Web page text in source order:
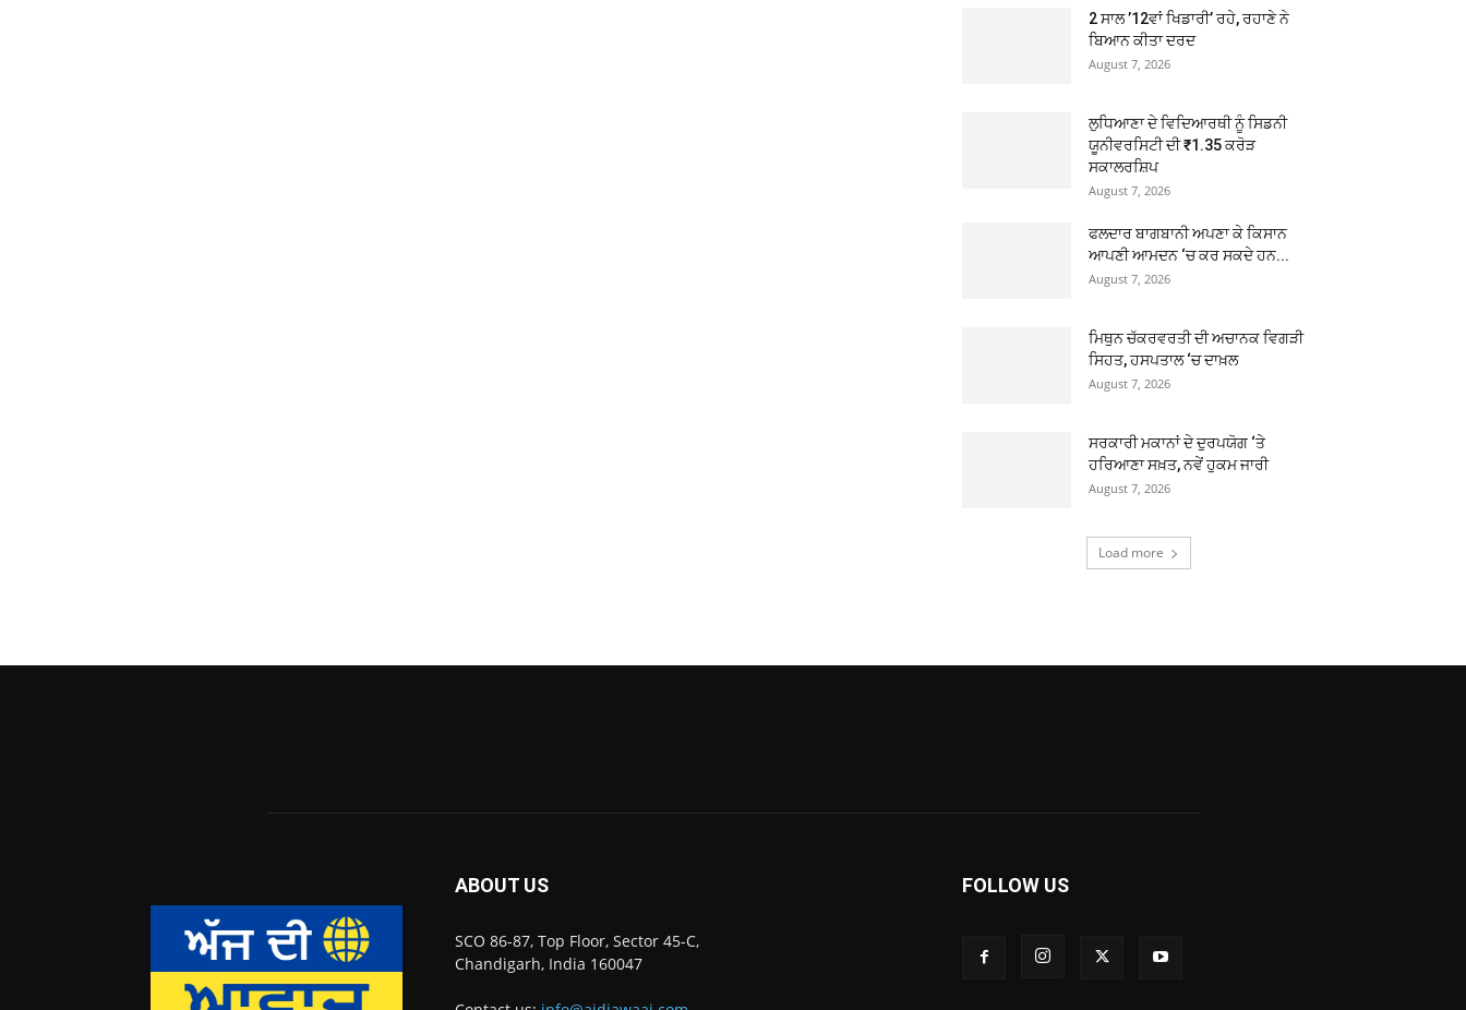
2 ਸਾਲ ’12ਵਾਂ ਖਿਡਾਰੀ’ ਰਹੇ, ਰਹਾਣੇ ਨੇ
ਬਿਆਨ ਕੀਤਾ ਦਰਦ
August 7, 2026
ਲੁਧਿਆਣਾ ਦੇ ਵਿਦਿਆਰਥੀ ਨੂੰ ਸਿਡਨੀ
ਯੂਨੀਵਰਸਿਟੀ ਦੀ ₹1.35 ਕਰੋੜ
ਸਕਾਲਰਸ਼ਿਪ
August 7, 2026
ਫਲਦਾਰ ਬਾਗਬਾਨੀ ਅਪਣਾ ਕੇ ਕਿਸਾਨ
ਆਪਣੀ ਆਮਦਨ ‘ਚ ਕਰ ਸਕਦੇ ਹਨ...
August 7, 2026
ਮਿਥੁਨ ਚੱਕਰਵਰਤੀ ਦੀ ਅਚਾਨਕ ਵਿਗੜੀ
ਸਿਹਤ, ਹਸਪਤਾਲ ‘ਚ ਦਾਖ਼ਲ
August 7, 2026
ਸਰਕਾਰੀ ਮਕਾਨਾਂ ਦੇ ਦੁਰਪਯੋਗ ‘ਤੇ
ਹਰਿਆਣਾ ਸਖ਼ਤ, ਨਵੇਂ ਹੁਕਮ ਜਾਰੀ
August 7, 2026
Load more
ABOUT US
SCO 86-87, Top Floor, Sector 45-C,
Chandigarh, India 160047
FOLLOW US